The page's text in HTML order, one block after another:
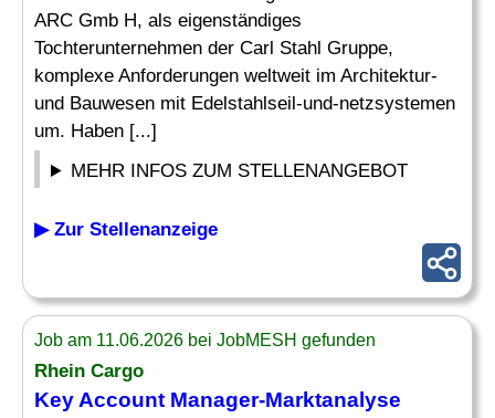
ARC Gmb H, als eigenständiges
Tochterunternehmen der Carl Stahl Gruppe,
komplexe Anforderungen weltweit im Architektur-
und Bauwesen mit Edelstahlseil-und-netzsystemen
um. Haben [...]
MEHR INFOS ZUM STELLENANGEBOT
▶ Zur Stellenanzeige
Job am 11.06.2026 bei JobMESH gefunden
Rhein Cargo
Key Account Manager-Marktanalyse